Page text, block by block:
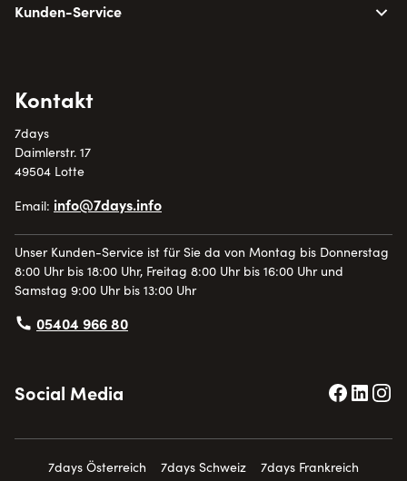
Kunden-Service
Kontakt
7days
Daimlerstr. 17
49504 Lotte
Email: info@7days.info
Unser Kunden-Service ist für Sie da von Montag bis Donnerstag
8:00 Uhr bis 18:00 Uhr, Freitag 8:00 Uhr bis 16:00 Uhr und
Samstag 9:00 Uhr bis 13:00 Uhr
05404 966 80
Social Media
7days Österreich 7days Schweiz
7days Frankreich